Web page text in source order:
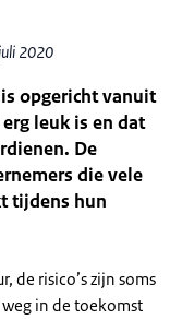
2020
is opgericht vanuit
leuk is en dat
De
die vele
tijdens hun
de risico’s zijn soms
in de toekomst